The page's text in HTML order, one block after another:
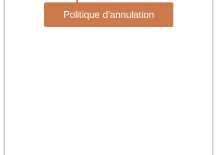
Politique d’annulation